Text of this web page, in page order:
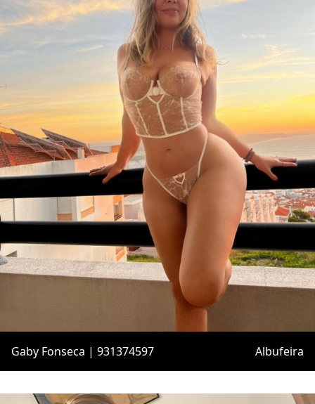
Gaby Fonseca | 931374597 Albufeira